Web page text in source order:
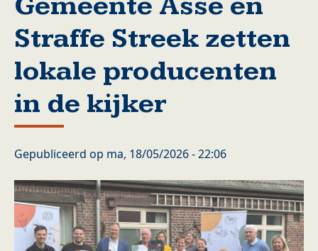
Straffe Streek zetten
lokale producenten
in de kijker
Gepubliceerd op ma, 18/05/2026 - 22:06